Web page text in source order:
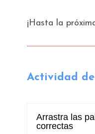
¡Hasta la
Actividad